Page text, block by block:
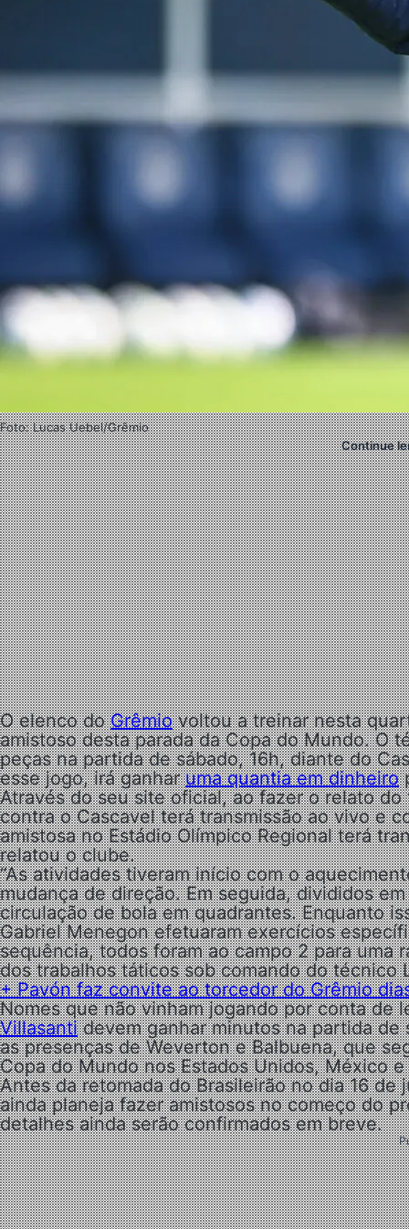
Foto: Lucas Uebel/Grêmio
Continue
O elenco doGrêmiovoltou a treinar nesta
amistoso desta parada da Copa do Mundo. O
peças na partida de sábado, 16h, diante do
esse jogo, irá ganharuma quantia em dinheiro
Através do seu site oficial, ao fazer o relato
contra o Cascavel terá transmissão ao vivo e
amistosa no Estádio Olímpico Regional terá
relatou o clube.
“As atividades tiveram início com o
mudança de direção. Em seguida, divididos
circulação de bola em quadrantes. Enquanto
Gabriel Menegon efetuaram exercícios
sequência, todos foram ao campo 2 para uma
dos trabalhos táticos sob comando do técnico
+ Pavón faz convite ao torcedor do Grêmio
Nomes que não vinham jogando por conta de
Villasantidevem ganhar minutos na partida de
as presenças de Weverton e Balbuena, que
Copa do Mundo nos Estados Unidos, México e
Antes da retomada do Brasileirão no dia 16
ainda planeja fazer amistosos no começo do
detalhes ainda serão confirmados em breve.